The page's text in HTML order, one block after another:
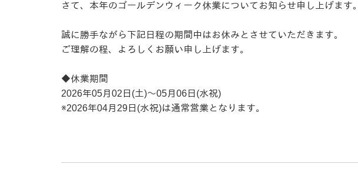
さて、本年のゴールデンウィーク休業についてお知らせ申し上げます。
誠に勝手ながら下記日程の期間中はお休みとさせていただきます。
ご理解の程、よろしくお願い申し上げます。
◆休業期間
2026年05月02日(土)～05月06日(水祝)
※2026年04月29日(水祝)は通常営業となります。